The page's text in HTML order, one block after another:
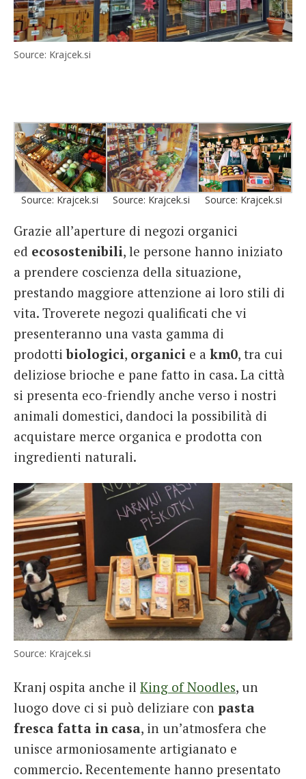
Source: Krajcek.si
Source: Krajcek.si Source: Krajcek.si Source: Krajcek.si
Grazie all’aperture di negozi organici
ed ecosostenibili, le persone hanno iniziato
a prendere coscienza della situazione,
prestando maggiore attenzione ai loro stili di
vita. Troverete negozi qualificati che vi
presenteranno una vasta gamma di
prodottibiologici, organici e a km0, tra cui
deliziose brioche e pane fatto in casa. La città
si presenta eco-friendly anche verso i nostri
animali domestici, dandoci la possibilità di
acquistare merce organica e prodotta con
ingredienti naturali.
Source: Krajcek.si
Kranj ospita anche il King of Noodles, un
luogo dove ci si può deliziare con pasta
fresca fatta in casa, in un’atmosfera che
unisce armoniosamente artigianato e
commercio. Recentemente hanno presentato